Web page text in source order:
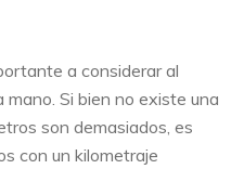
a considerar al
Si bien no existe una
son demasiados, es
con un kilometraje